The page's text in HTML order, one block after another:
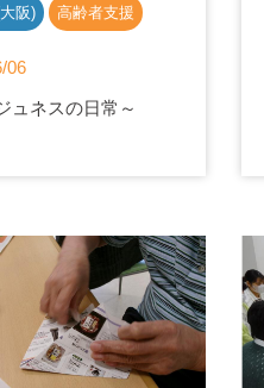
阪) 高齢者支援
06
ュネスの日常～